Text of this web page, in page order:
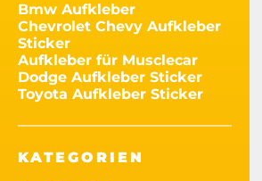
Bmw Aufkleber
Chevrolet Chevy Aufkleber
Sticker
Aufkleber für Musclecar
Dodge Aufkleber Sticker
Toyota Aufkleber Sticker
KATEGORIEN